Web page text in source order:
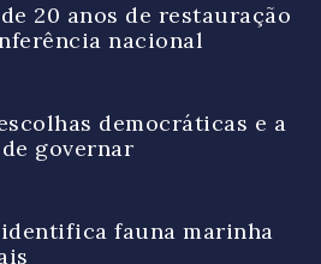
20 anos de restauração
nacional
democráticas e a
governar
fauna marinha